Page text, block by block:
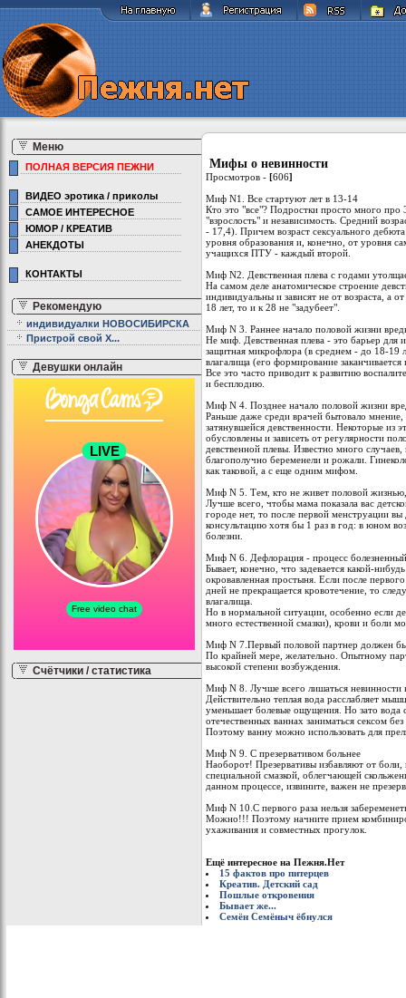
Меню
ПОЛНАЯ ВЕРСИЯ ПЕЖНИ
ВИДЕО эротика / приколы
САМОЕ ИНТЕРЕСНОЕ
ЮМОР / КРЕАТИВ
АНЕКДОТЫ
КОНТАКТЫ
Рекомендую
индивидуалки НОВОСИБИРСКА
Пристрой свой Х...
Девушки онлайн
Счётчики / статистика
Мифы о невинности
Просмотров - [606]
Миф N1. Все стартуют лет в 13-14
Кто это "все"? Подростки просто много про
"взрослость" и независимость. Средний
- 17,4). Причем возраст сексуального
уровня образования и, конечно, от уровня
учащихся ПТУ - каждый второй.
Миф N2. Девственная плева с годами
На самом деле анатомическое строение
индивидуальны и зависят не от возраста, а
18 лет, то и к 28 не "задубеет".
Миф N 3. Раннее начало половой жизни
Не миф. Девственная плева - это барьер для
защитная микрофлора (в среднем - до 18-19
влагалища (его формирование
Все это часто приводит к развитию
и бесплодию.
Миф N 4. Позднее начало половой жизни
Раньше даже среди врачей бытовало
затянувшейся девственности. Некоторые из
обусловлены и зависеть от регулярности
девственной плевы. Известно много
благополучно беременели и рожали.
как таковой, а с еще одним мифом.
Миф N 5. Тем, кто не живет половой жизнью,
Лучше всего, чтобы мама показала вас
городе нет, то после первой менструации
консультацию хотя бы 1 раз в год: в юном
болезни.
Миф N 6. Дефлорация - процесс
Бывает, конечно, что задевается какой-
окровавленная простыня. Если после
дней не прекращается кровотечение, то
влагалища.
Но в нормальной ситуации, особенно если
много естественной смазки), крови и боли
Миф N 7.Первый половой партнер должен
По крайней мере, желательно. Опытному
высокой степени возбуждения.
Миф N 8. Лучше всего лишаться невинности
Действительно теплая вода расслабляет
уменьшает болевые ощущения. Но зато вода
отечественных ваннах заниматься сексом
Поэтому ванну можно использовать для
Миф N 9. С презервативом больнее
Наоборот! Презервативы избавляют от
специальной смазкой, облегчающей
данном процессе, извините, важен не
Миф N 10.С первого раза нельзя
Можно!!! Поэтому начните прием
ухаживания и совместных прогулок.
Ещё интересное на Пежня.Нет
15 фактов про питерцев
Креатив. Детский сад
Пошлые откровения
Бывает же...
Семён Семёныч ёбнулся